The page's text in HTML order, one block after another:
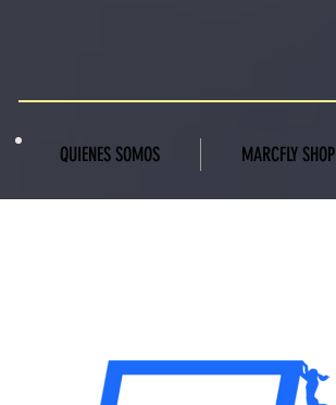
QUIENES SOMOS MARCFLY SHOP